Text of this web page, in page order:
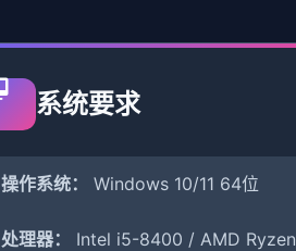
系统要求
操作系统： Windows 10/11 64位
处理器：
Intel i5-8400 / AMD Ryzen